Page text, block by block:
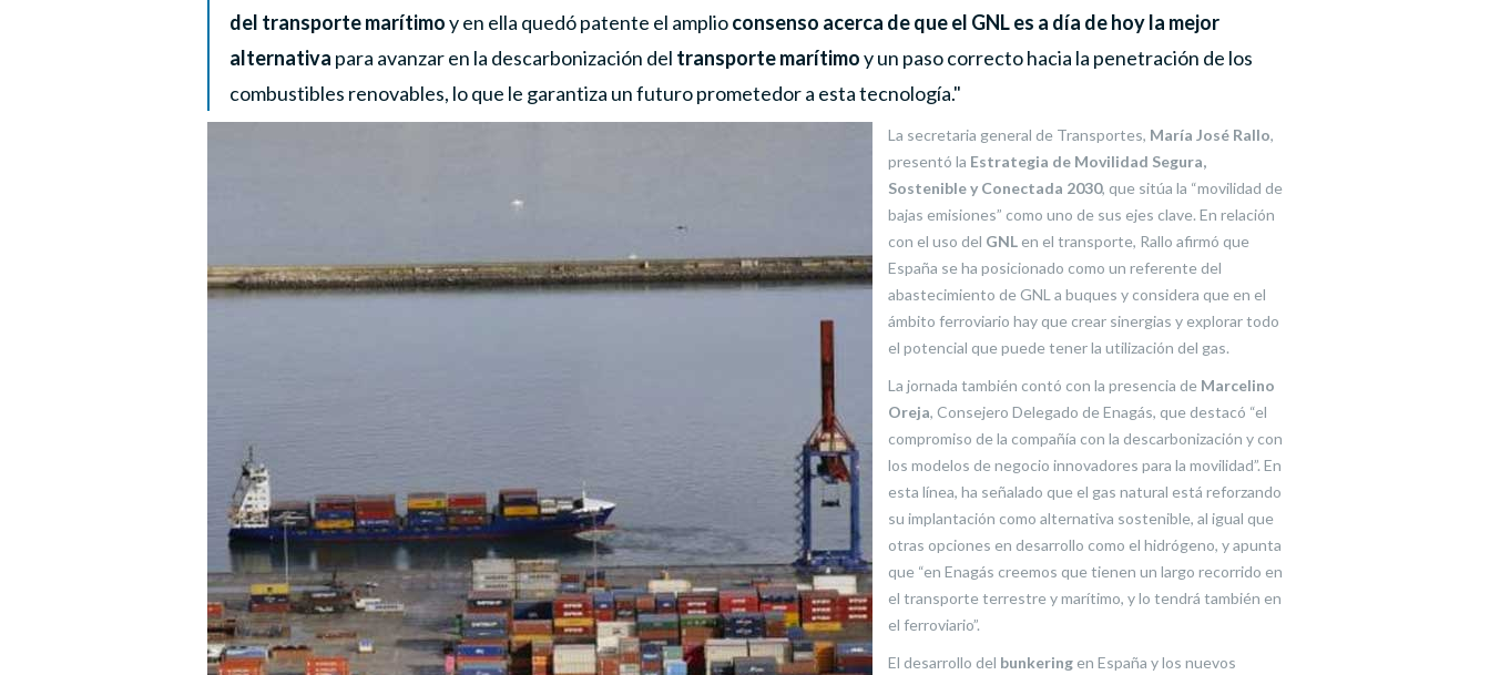
del transporte marítimoy en ella quedó patente el amplioconsenso acerca de que el GNL es a día de hoy la mejor
alternativa para avanzar en la descarbonización del transporte marítimoy un paso correcto hacia la penetración de los
combustibles renovables, lo que le garantiza un futuro prometedor a esta tecnología.
La secretaria general de Transportes, María José Rallo,
presentó la Estrategia de Movilidad Segura,
Sostenible y Conectada 2030, que sitúa la “movilidad de
bajas emisiones” como uno de sus ejes clave. En relación
con el uso del GNL en el transporte, Rallo afirmó que
España se ha posicionado como un referente del
abastecimiento de GNL a buques y considera que en el
ámbito ferroviario hay que crear sinergias y explorar todo
el potencial que puede tener la utilización del gas.
La jornada también contó con la presencia de Marcelino
Oreja, Consejero Delegado de Enagás, que destacó “el
compromiso de la compañía con la descarbonización y con
los modelos de negocio innovadores para la movilidad”. En
esta línea, ha señalado que el gas natural está reforzando
su implantación como alternativa sostenible, al igual que
otras opciones en desarrollo como el hidrógeno, y apunta
que “en Enagás creemos que tienen un largo recorrido en
el transporte terrestre y marítimo, y lo tendrá también en
el ferroviario”.
El desarrollo del bunkering en España y los nuevos